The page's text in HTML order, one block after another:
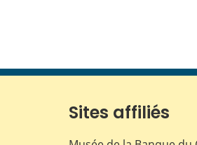
Sites affiliés